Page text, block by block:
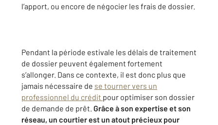
l’apport, ou encore de négocier les frais de dossier.
Pendant la période estivale les délais de traitement
de dossier peuvent également fortement
s’allonger. Dans ce contexte, il est donc plus que
jamais nécessaire de se tourner vers un
professionnel du crédit pour optimiser son dossier
de demande de prêt. Grâce à son expertise et son
réseau, un courtier est un atout précieux pour